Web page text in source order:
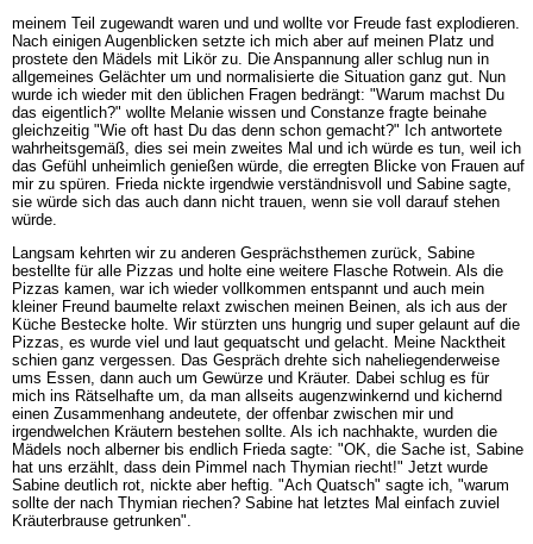
meinem Teil zugewandt waren und und wollte vor Freude fast explodieren.
Nach einigen Augenblicken setzte ich mich aber auf meinen Platz und
prostete den Mädels mit Likör zu. Die Anspannung aller schlug nun in
allgemeines Gelächter um und normalisierte die Situation ganz gut. Nun
wurde ich wieder mit den üblichen Fragen bedrängt: "Warum machst Du
das eigentlich?" wollte Melanie wissen und Constanze fragte beinahe
gleichzeitig "Wie oft hast Du das denn schon gemacht?" Ich antwortete
wahrheitsgemäß, dies sei mein zweites Mal und ich würde es tun, weil ich
das Gefühl unheimlich genießen würde, die erregten Blicke von Frauen auf
mir zu spüren. Frieda nickte irgendwie verständnisvoll und Sabine sagte,
sie würde sich das auch dann nicht trauen, wenn sie voll darauf stehen
würde.
Langsam kehrten wir zu anderen Gesprächsthemen zurück, Sabine
bestellte für alle Pizzas und holte eine weitere Flasche Rotwein. Als die
Pizzas kamen, war ich wieder vollkommen entspannt und auch mein
kleiner Freund baumelte relaxt zwischen meinen Beinen, als ich aus der
Küche Bestecke holte. Wir stürzten uns hungrig und super gelaunt auf die
Pizzas, es wurde viel und laut gequatscht und gelacht. Meine Nacktheit
schien ganz vergessen. Das Gespräch drehte sich naheliegenderweise
ums Essen, dann auch um Gewürze und Kräuter. Dabei schlug es für
mich ins Rätselhafte um, da man allseits augenzwinkernd und kichernd
einen Zusammenhang andeutete, der offenbar zwischen mir und
irgendwelchen Kräutern bestehen sollte. Als ich nachhakte, wurden die
Mädels noch alberner bis endlich Frieda sagte: "OK, die Sache ist, Sabine
hat uns erzählt, dass dein Pimmel nach Thymian riecht!" Jetzt wurde
Sabine deutlich rot, nickte aber heftig. "Ach Quatsch" sagte ich, "warum
sollte der nach Thymian riechen? Sabine hat letztes Mal einfach zuviel
Kräuterbrause getrunken".